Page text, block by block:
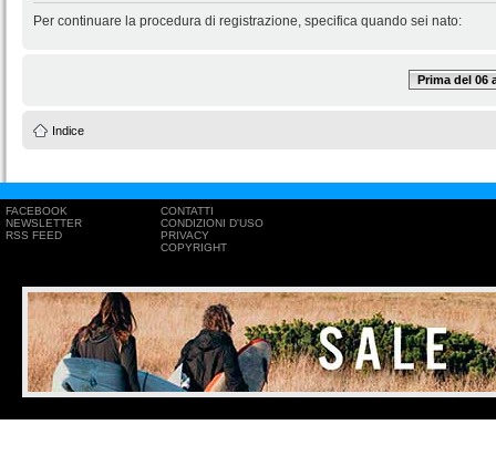
Per continuare la procedura di registrazione, specifica quando sei nato:
Prima del 06
Indice
FACEBOOK
NEWSLETTER
RSS FEED
CONTATTI
CONDIZIONI D'USO
PRIVACY
COPYRIGHT